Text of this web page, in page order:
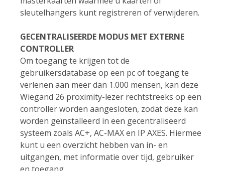
sleutelhangers kunt registreren of verwijderen.
GECENTRALISEERDE MODUS MET EXTERNE
CONTROLLER
Om toegang te krijgen tot de
gebruikersdatabase op een pc of toegang te
verlenen aan meer dan 1.000 mensen, kan deze
Wiegand 26 proximity-lezer rechtstreeks op een
controller worden aangesloten, zodat deze kan
worden geïnstalleerd in een gecentraliseerd
systeem zoals AC+, AC-MAX en IP AXES. Hiermee
kunt u een overzicht hebben van in- en
uitgangen, met informatie over tijd, gebruiker